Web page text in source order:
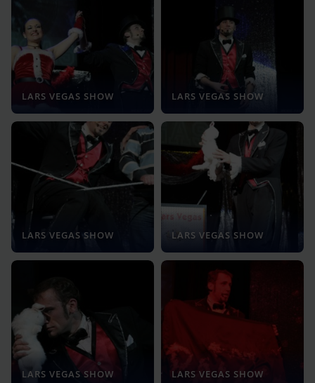
LARS VEGAS SHOW LARS VEGAS SHOW
LARS VEGAS SHOW LARS VEGAS SHOW
LARS VEGAS SHOW LARS VEGAS SHOW